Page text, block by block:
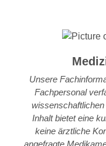
Unsere
Fachpersonal
Inhalt bietet eine
keine ärztliche
angefragte